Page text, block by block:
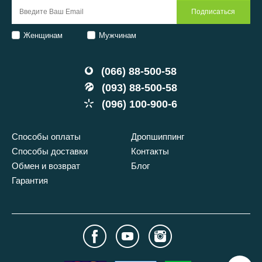
(066) 88-500-58
(093) 88-500-58
(096) 100-900-6
Способы оплаты
Способы доставки
Обмен и возврат
Гарантия
Дропшиппинг
Контакты
Блог
Женщинам Мужчинам